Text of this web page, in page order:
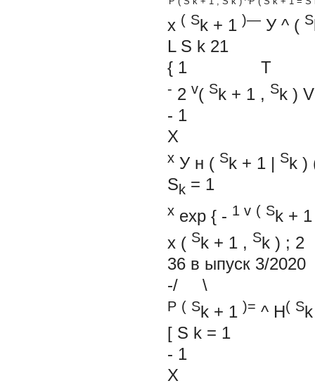
x ( Sk + 1 )— У ^ ( S
L S k 21
{ 1 T
- 2 v( Sk + 1 , Sk ) V
- 1
X
х У н ( Sk + 1 | Sk )
Sk = 1
х exp { - 1 v ( Sk + 1
x ( Sk + 1 , Sk ) ; 2
36 в ыпуск 3/2020
-/ \ /
P ( Sk + 1 )= ^ H( Sk
[ S k = 1
- 1
X